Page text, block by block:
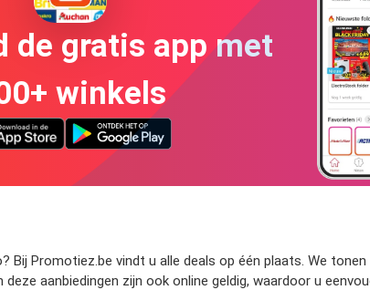
de gratis app met
winkels
Promotiez.be vindt u alle deals op één plaats. We
aanbiedingen zijn ook online geldig, waardoor u